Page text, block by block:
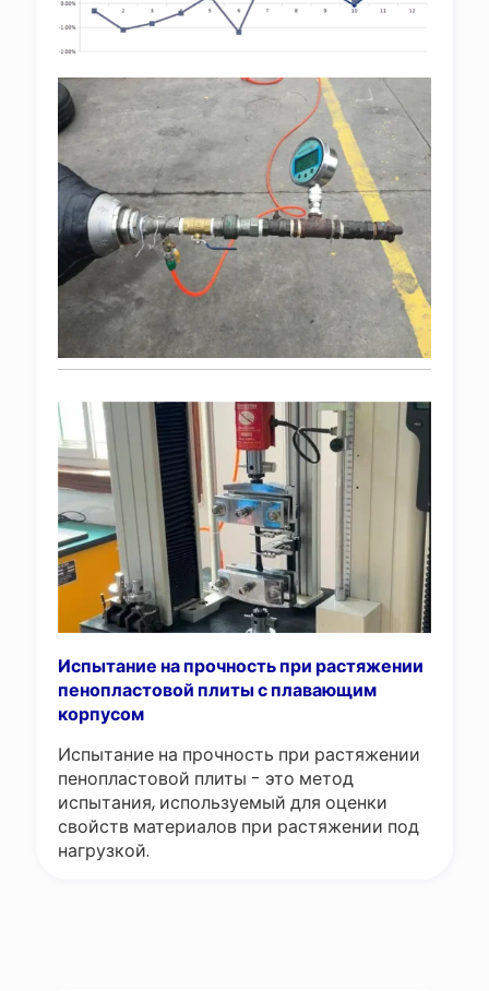
Испытание на прочность при растяжении
пенопластовой плиты с плавающим
корпусом
Испытание на прочность при растяжении
пенопластовой плиты - это метод
испытания, используемый для оценки
свойств материалов при растяжении под
нагрузкой.